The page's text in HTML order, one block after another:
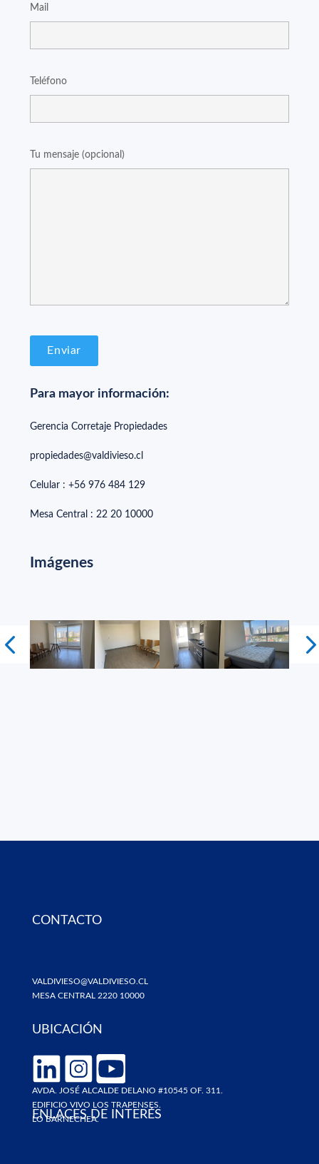
Mail
Teléfono
Tu mensaje (opcional)
Para mayor información:
Gerencia Corretaje Propiedades
propiedades@valdivieso.cl
Celular : +56 976 484 129
Mesa Central : 22 20 10000
Imágenes
CONTACTO
VALDIVIESO@VALDIVIESO.CL
MESA CENTRAL 2220 10000
UBICACIÓN
AVDA. JOSÉ ALCALDE DELANO #10545 OF. 311.
EDIFICIO VIVO LOS TRAPENSES.
LO BARNECHEA.
ENLACES DE INTERÉS